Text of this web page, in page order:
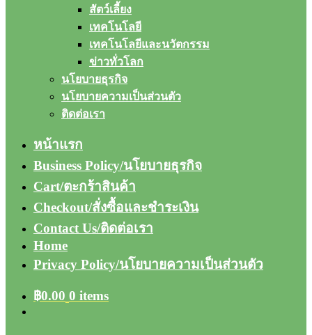
สัตว์เลี้ยง
เทคโนโลยี
เทคโนโลยีและนวัตกรรม
ข่าวทั่วโลก
นโยบายธุรกิจ
นโยบายความเป็นส่วนตัว
ติดต่อเรา
หน้าแรก
Business Policy/นโยบายธุรกิจ
Cart/ตะกร้าสินค้า
Checkout/สั่งซื้อและชำระเงิน
Contact Us/ติดต่อเรา
Home
Privacy Policy/นโยบายความเป็นส่วนตัว
฿0.00 0 items